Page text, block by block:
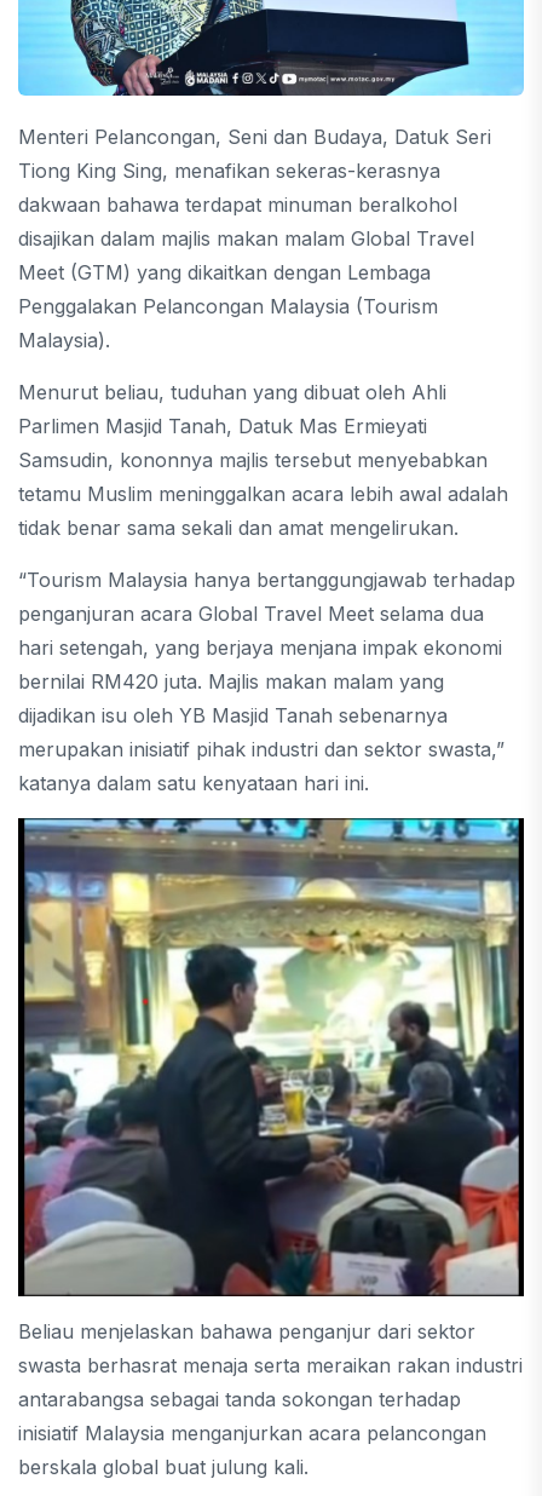
Menteri Pelancongan, Seni dan Budaya, Datuk Seri
Tiong King Sing, menafikan sekeras-kerasnya
dakwaan bahawa terdapat minuman beralkohol
disajikan dalam majlis makan malam Global Travel
Meet (GTM) yang dikaitkan dengan Lembaga
Penggalakan Pelancongan Malaysia (Tourism
Malaysia).
Menurut beliau, tuduhan yang dibuat oleh Ahli
Parlimen Masjid Tanah, Datuk Mas Ermieyati
Samsudin, kononnya majlis tersebut menyebabkan
tetamu Muslim meninggalkan acara lebih awal adalah
tidak benar sama sekali dan amat mengelirukan.
“Tourism Malaysia hanya bertanggungjawab terhadap
penganjuran acara Global Travel Meet selama dua
hari setengah, yang berjaya menjana impak ekonomi
bernilai RM420 juta. Majlis makan malam yang
dijadikan isu oleh YB Masjid Tanah sebenarnya
merupakan inisiatif pihak industri dan sektor swasta,”
katanya dalam satu kenyataan hari ini.
Beliau menjelaskan bahawa penganjur dari sektor
swasta berhasrat menaja serta meraikan rakan industri
antarabangsa sebagai tanda sokongan terhadap
inisiatif Malaysia menganjurkan acara pelancongan
berskala global buat julung kali.